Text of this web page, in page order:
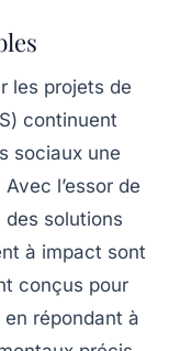
les projets de
continuent
sociaux une
l’essor de
des solutions
à impact sont
conçus pour
répondant à